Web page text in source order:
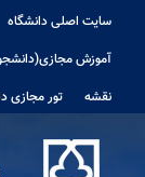
سایت اصلی دانشگاه
آموزش
نقشه
تور مجازی